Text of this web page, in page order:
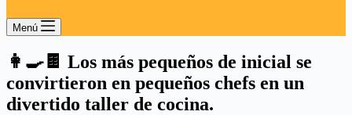
Menú
👩‍🍳🍫 Los más pequeños de inicial se
convirtieron en pequeños chefs en un
divertido taller de cocina.